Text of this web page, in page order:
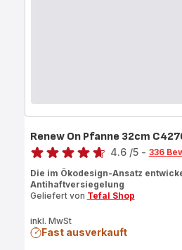
Renew On Pfanne 32cm
Bewertung
ratings.4.6
4.6 /5 - 336
Die im Ökodesign-Ansatz
Antihaftversiegelung
Geliefert von Tefal Shop
inkl. MwSt
Fast ausverkauft